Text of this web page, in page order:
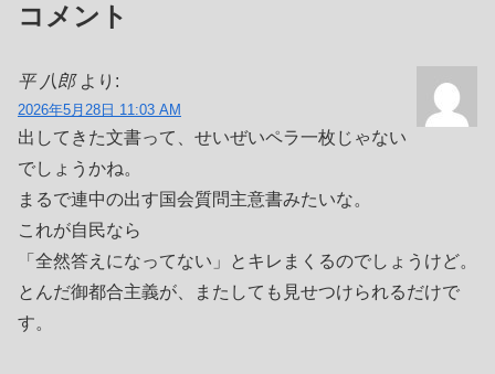
コメント
平 八郎 より:
2026年5月28日 11:03 AM
出してきた文書って、せいぜいペラ一枚じゃない
でしょうかね。
まるで連中の出す国会質問主意書みたいな。
これが自民なら
「全然答えになってない」とキレまくるのでしょうけど。
とんだ御都合主義が、またしても見せつけられるだけで
す。